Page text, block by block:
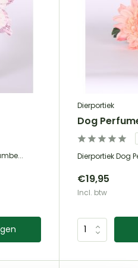
Dierportiek
Dog
Dierportiek Dog
€19,95
Incl. btw